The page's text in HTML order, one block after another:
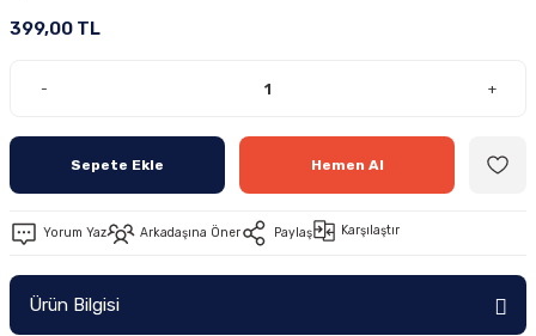
399,00 TL
- +
Sepete Ekle Hemen Al
Yorum Yaz Arkadaşına Öner Paylaş Karşılaştır
Ürün Bilgisi